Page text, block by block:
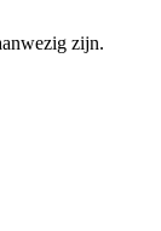
zijn.